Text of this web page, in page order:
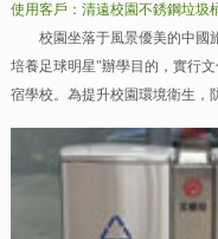
使用客戶：清遠校園不銹鋼垃圾
校園坐落于風景優美的中國旅
培養足球明星"辦學目的，實行
宿學校。為提升校園環境衛生，